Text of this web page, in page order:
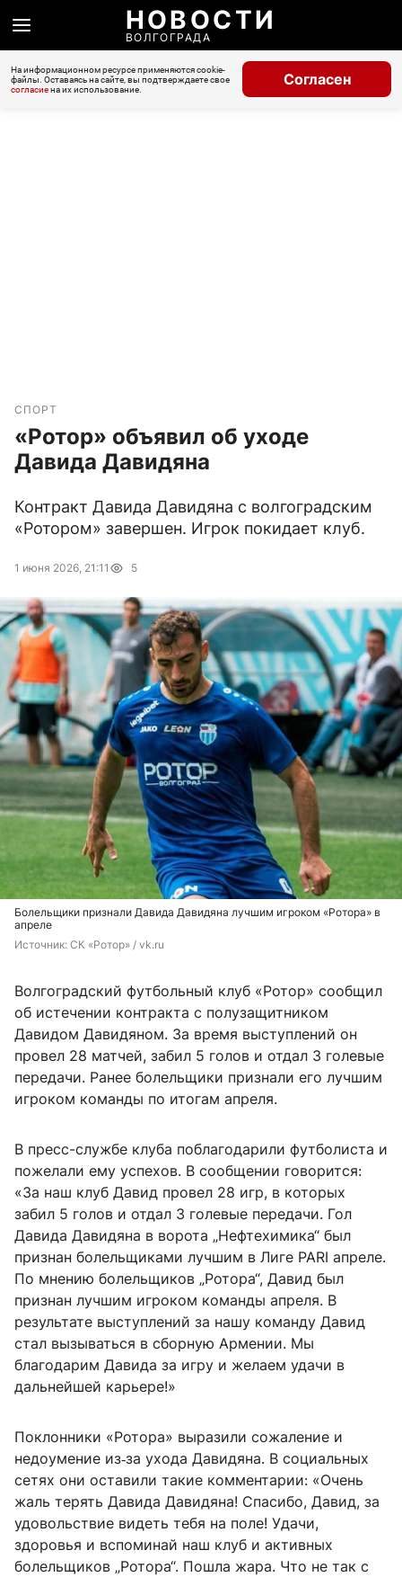
НОВОСТИ
ВОЛГОГРАДА
На информационном ресурсе применяются cookie-
файлы. Оставаясь на сайте, вы подтверждаете свое
согласиена их использование.
Согласен
СПОРТ
«Ротор» объявил об уходе
Давида Давидяна
Контракт Давида Давидяна с волгоградским
«Ротором» завершен. Игрок покидает клуб.
1 июня 2026, 21:11 5
Болельщики признали Давида Давидяна лучшим игроком «Ротора» в
апреле
Источник: СК «Ротор» / vk.ru
Волгоградский футбольный клуб «Ротор» сообщил
об истечении контракта с полузащитником
Давидом Давидяном. За время выступлений он
провел 28 матчей, забил 5 голов и отдал 3 голевые
передачи. Ранее болельщики признали его лучшим
игроком команды по итогам апреля.
В пресс-службе клуба поблагодарили футболиста и
пожелали ему успехов. В сообщении говорится:
«За наш клуб Давид провел 28 игр, в которых
забил 5 голов и отдал 3 голевые передачи. Гол
Давида Давидяна в ворота „Нефтехимика“ был
признан болельщиками лучшим в Лиге PARI апреле.
По мнению болельщиков „Ротора“, Давид был
признан лучшим игроком команды апреля. В
результате выступлений за нашу команду Давид
стал вызываться в сборную Армении. Мы
благодарим Давида за игру и желаем удачи в
дальнейшей карьере!»
Поклонники «Ротора» выразили сожаление и
недоумение из‑за ухода Давидяна. В социальных
сетях они оставили такие комментарии: «Очень
жаль терять Давида Давидяна! Спасибо, Давид, за
удовольствие видеть тебя на поле! Удачи,
здоровья и вспоминай наш клуб и активных
болельщиков „Ротора“. Пошла жара. Что не так с